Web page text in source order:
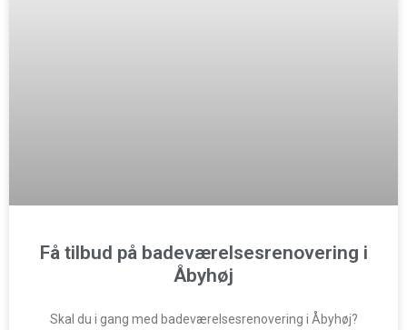
Få tilbud på badeværelsesrenovering i
Åbyhøj
Skal du i gang med badeværelsesrenovering i Åbyhøj?